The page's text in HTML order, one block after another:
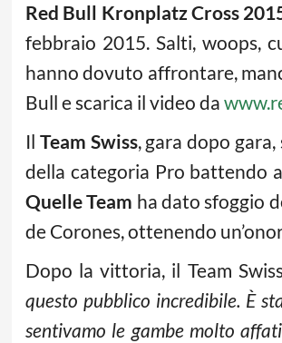
Red Bull Kronplatz Cross
febbraio 2015. Salti, woops,
hanno dovuto affrontare,
Bull e scarica il video da
Il Team Swiss, gara dopo
della categoria Pro battendo
Quelle Team ha dato sfoggio
de Corones, ottenendo
Dopo la vittoria, il Team
questo pubblico incredibile. È
sentivamo le gambe molto